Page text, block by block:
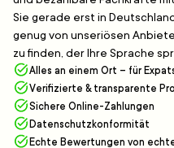
Sie gerade erst in
genug von unseriösen
zu finden, der Ihre Sprache
Alles an einem Ort – für
Verifizierte & transparente
Sichere Online-Zahlungen
Datenschutzkonformität
Echte Bewertungen von